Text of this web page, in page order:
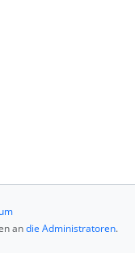
andie Administratoren.